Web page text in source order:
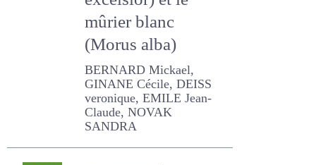
mûrier blanc
(Morus alba)
BERNARD Mickael,
GINANE Cécile, DEISS
veronique, EMILE Jean-
Claude, NOVAK
SANDRA